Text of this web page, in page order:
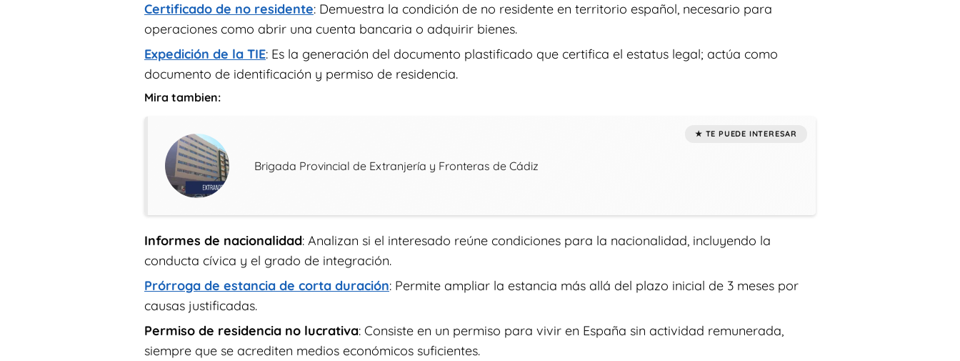
Certificado de no residente: Demuestra la condición de no residente en territorio español, necesario para
operaciones como abrir una cuenta bancaria o adquirir bienes.
Expedición de la TIE: Es la generación del documento plastificado que certifica el estatus legal; actúa como
documento de identificación y permiso de residencia.
Mira tambien:
Brigada Provincial de Extranjería y Fronteras de Cádiz
Informes de nacionalidad: Analizan si el interesado reúne condiciones para la nacionalidad, incluyendo la
conducta cívica y el grado de integración.
Prórroga de estancia de corta duración: Permite ampliar la estancia más allá del plazo inicial de 3 meses por
causas justificadas.
Permiso de residencia no lucrativa: Consiste en un permiso para vivir en España sin actividad remunerada,
siempre que se acrediten medios económicos suficientes.